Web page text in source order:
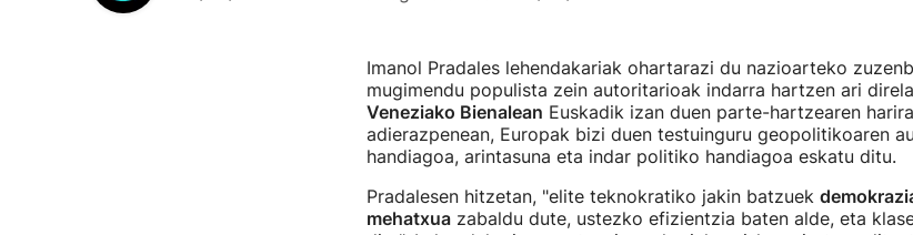
Imanol Pradales lehendakariak ohartarazi du nazioarteko
mugimendu populista zein autoritarioak indarra hartzen ari
Veneziako Bienalean Euskadik izan duen parte-hartzearen
adierazpenean, Europak bizi duen testuinguru geopolitikoaren
handiagoa, arintasuna eta indar politiko handiagoa eskatu ditu.
Pradalesen hitzetan, "elite teknokratiko jakin batzuek
mehatxuazabaldu dute, ustezko efizientzia baten alde, eta